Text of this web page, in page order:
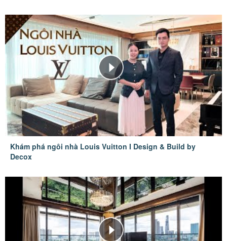
Khám phá ngôi nhà Louis Vuitton I Design & Build by
Decox